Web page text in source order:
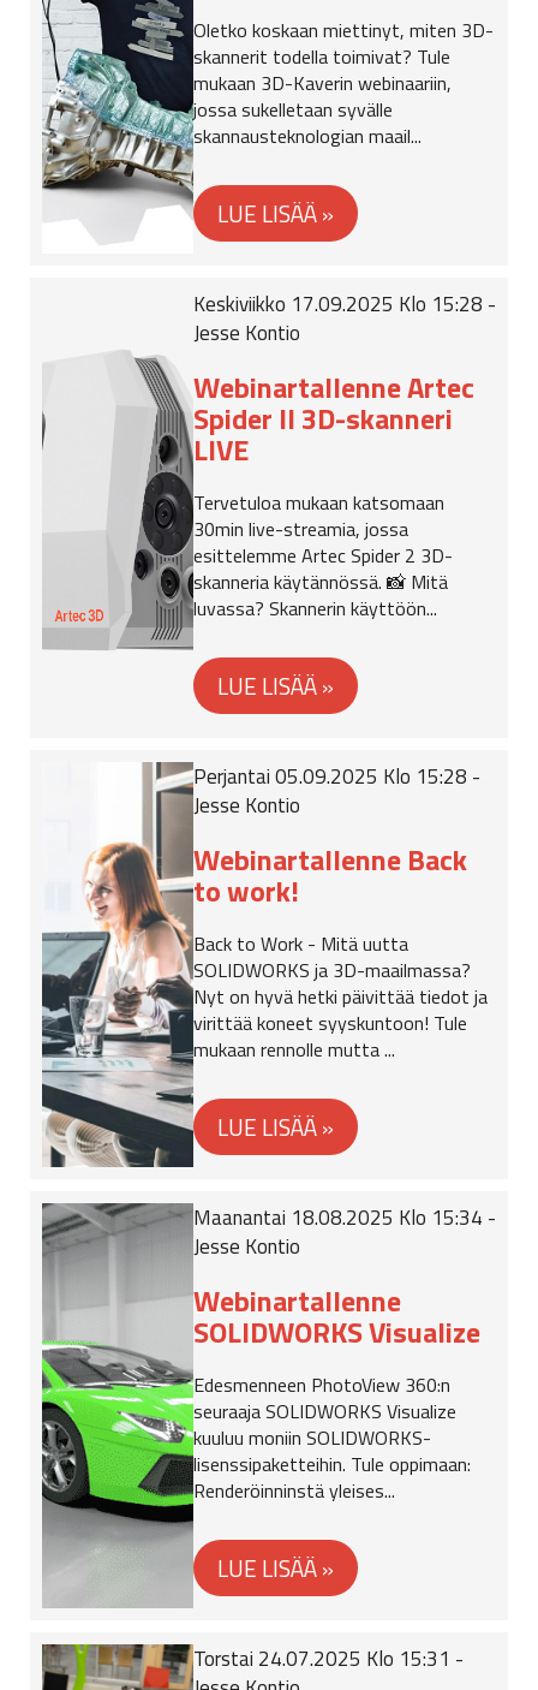
Oletko koskaan miettinyt, miten 3D-
skannerit todella toimivat? Tule
mukaan 3D-Kaverin webinaariin,
jossa sukelletaan syvälle
skannausteknologian maail...
Keskiviikko 17.09.2025 Klo 15:28 -
Jesse Kontio
Webinartallenne Artec
Spider II 3D-skanneri
LIVE
Tervetuloa mukaan katsomaan
30min live-streamia, jossa
esittelemme Artec Spider 2 3D-
skanneria käytännössä. 📸 Mitä
luvassa? Skannerin käyttöön...
Perjantai 05.09.2025 Klo 15:28 -
Jesse Kontio
Webinartallenne Back
to work!
Back to Work - Mitä uutta
SOLIDWORKS ja 3D-maailmassa?
Nyt on hyvä hetki päivittää tiedot ja
virittää koneet syyskuntoon! Tule
mukaan rennolle mutta ...
Maanantai 18.08.2025 Klo 15:34 -
Jesse Kontio
Webinartallenne
SOLIDWORKS Visualize
Edesmenneen PhotoView 360:n
seuraaja SOLIDWORKS Visualize
kuuluu moniin SOLIDWORKS-
lisenssipaketteihin. Tule oppimaan:
Renderöinninstä yleises...
Torstai 24.07.2025 Klo 15:31 -